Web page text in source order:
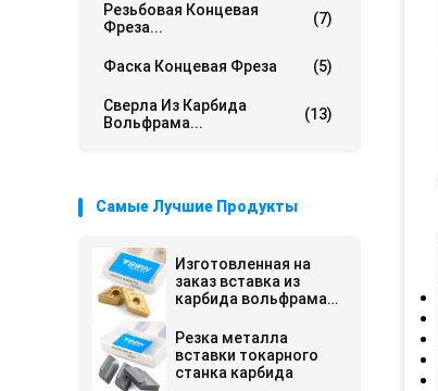
Резьбовая Концевая
Фреза...
(7)
Фаска Концевая Фреза (5)
Сверла Из Карбида
Вольфрама...
(13)
Самые Лучшие Продукты
Изготовленная на
заказ вставка из
карбида вольфрама
Резка металла
вставки токарного
станка карбида